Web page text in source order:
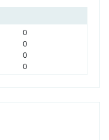
0
0
0
0